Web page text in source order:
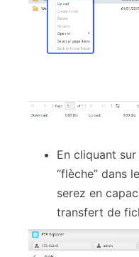
En cliquant
“flèche” dans
serez en
transfert de